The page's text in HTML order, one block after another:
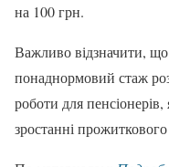
на 100 грн.
Важливо відзначити, що
понаднормовий стаж
роботи для
зростанні